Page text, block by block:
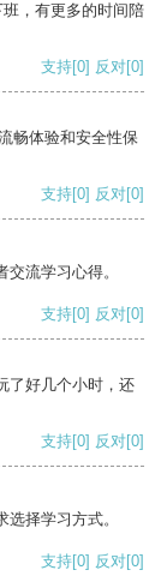
，有更多的时间陪
支持[0] 反对[0]
畅体验和安全性保
支持[0] 反对[0]
流学习心得。
支持[0] 反对[0]
了好几个小时，还
支持[0] 反对[0]
择学习方式。
支持[0] 反对[0]